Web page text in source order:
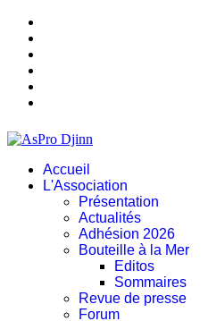
Accueil
L'Association
Présentation
Actualités
Adhésion 2026
Bouteille à la Mer
Editos
Sommaires
Revue de presse
Forum